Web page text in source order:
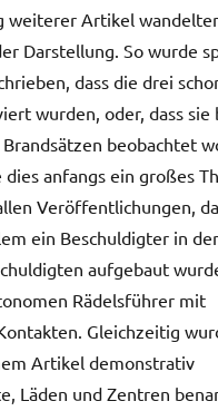
weiterer Artikel
Darstellung. So wurde
dass die drei
wurden, oder, dass sie
beobachtet
anfangs ein großes
Veröffentlichungen,
ein Beschuldigter in
aufgebaut
Rädelsführer mit
Gleichzeitig
Artikel demonstrativ
Läden und Zentren